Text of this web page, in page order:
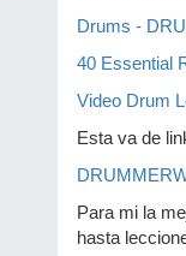
Drums -
40 Essential
Video Drum
Esta va de
Para mi la
hasta